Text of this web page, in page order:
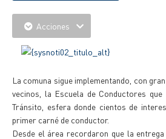
Acciones
La comuna sigue implementando, con
vecinos, la Escuela de Conductores
Tránsito, esfera donde cientos de
primer carné de conductor.
Desde el área recordaron que la